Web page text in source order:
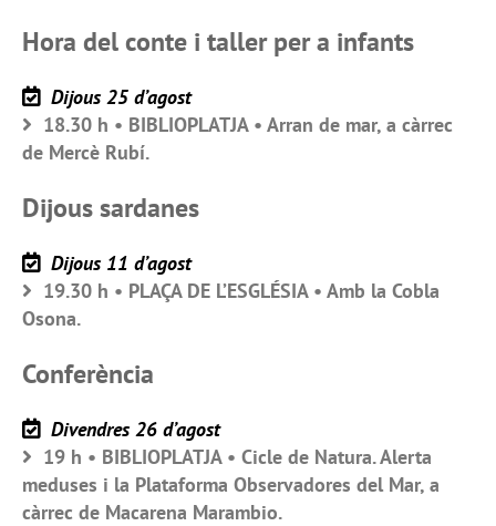
Hora del conte i taller per a infants
Dijous 25 d’agost
18.30 h • BIBLIOPLATJA • Arran de mar, a càrrec
de Mercè Rubí.
Dijous sardanes
Dijous 11 d’agost
19.30 h • PLAÇA DE L’ESGLÉSIA • Amb la Cobla
Osona.
Conferència
Divendres 26 d’agost
19 h • BIBLIOPLATJA • Cicle de Natura. Alerta
meduses i la Plataforma Observadores del Mar, a
càrrec de Macarena Marambio.